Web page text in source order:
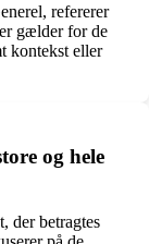
refererer
gælder for de
kontekst eller
og hele
der betragtes